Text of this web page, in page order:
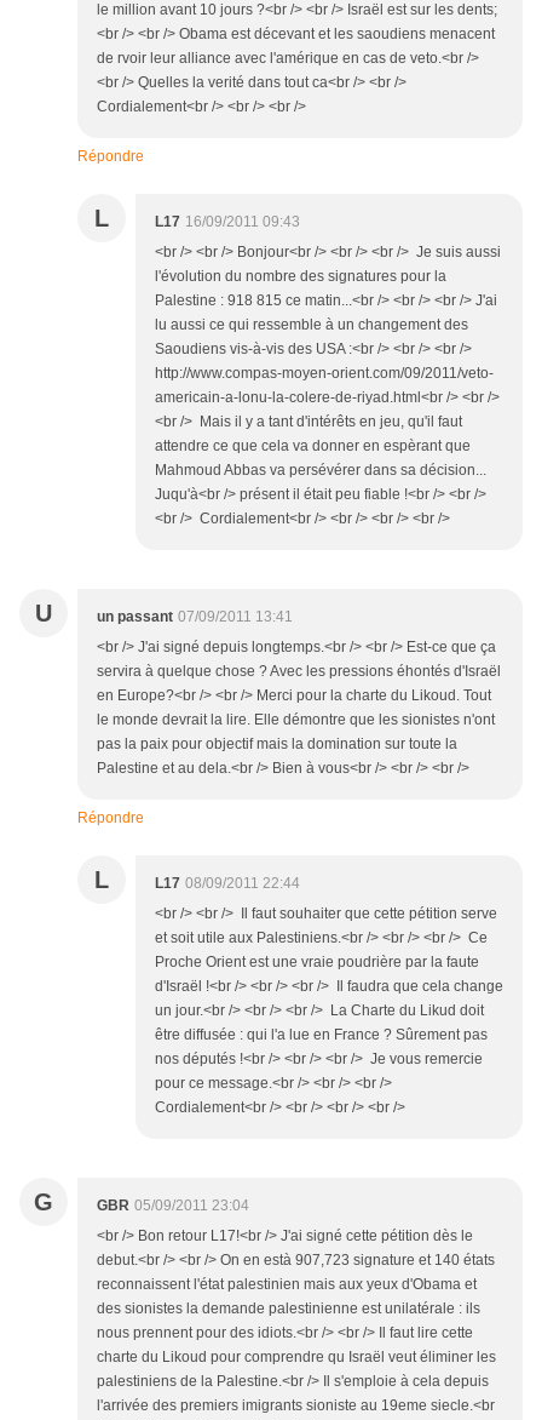
le million avant 10 jours ?<br /> <br /> Israël est sur les dents;
<br /> <br /> Obama est décevant et les saoudiens menacent
de rvoir leur alliance avec l'amérique en cas de veto.<br />
<br /> Quelles la verité dans tout ca<br /> <br />
Cordialement<br /> <br /> <br />
Répondre
L L17 16/09/2011 09:43
<br /> <br /> Bonjour<br /> <br /> <br /> Je suis aussi
l'évolution du nombre des signatures pour la
Palestine : 918 815 ce matin...<br /> <br /> <br /> J'ai
lu aussi ce qui ressemble à un changement des
Saoudiens vis-à-vis des USA :<br /> <br /> <br />
http://www.compas-moyen-orient.com/09/2011/veto-
americain-a-lonu-la-colere-de-riyad.html<br /> <br />
<br /> Mais il y a tant d'intérêts en jeu, qu'il faut
attendre ce que cela va donner en espèrant que
Mahmoud Abbas va persévérer dans sa décision...
Juqu'à<br /> présent il était peu fiable !<br /> <br />
<br /> Cordialement<br /> <br /> <br /> <br />
U un passant 07/09/2011 13:41
<br /> J'ai signé depuis longtemps.<br /> <br /> Est-ce que ça
servira à quelque chose ? Avec les pressions éhontés d'Israël
en Europe?<br /> <br /> Merci pour la charte du Likoud. Tout
le monde devrait la lire. Elle démontre que les sionistes n'ont
pas la paix pour objectif mais la domination sur toute la
Palestine et au dela.<br /> Bien à vous<br /> <br /> <br />
Répondre
L L17 08/09/2011 22:44
<br /> <br /> Il faut souhaiter que cette pétition serve
et soit utile aux Palestiniens.<br /> <br /> <br /> Ce
Proche Orient est une vraie poudrière par la faute
d'Israël !<br /> <br /> <br /> Il faudra que cela change
un jour.<br /> <br /> <br /> La Charte du Likud doit
être diffusée : qui l'a lue en France ? Sûrement pas
nos députés !<br /> <br /> <br /> Je vous remercie
pour ce message.<br /> <br /> <br />
Cordialement<br /> <br /> <br /> <br />
G GBR 05/09/2011 23:04
<br /> Bon retour L17!<br /> J'ai signé cette pétition dès le
debut.<br /> <br /> On en està 907,723 signature et 140 états
reconnaissent l'état palestinien mais aux yeux d'Obama et
des sionistes la demande palestinienne est unilatérale : ils
nous prennent pour des idiots.<br /> <br /> Il faut lire cette
charte du Likoud pour comprendre qu Israël veut éliminer les
palestiniens de la Palestine.<br /> Il s'emploie à cela depuis
l'arrivée des premiers imigrants sioniste au 19eme siecle.<br